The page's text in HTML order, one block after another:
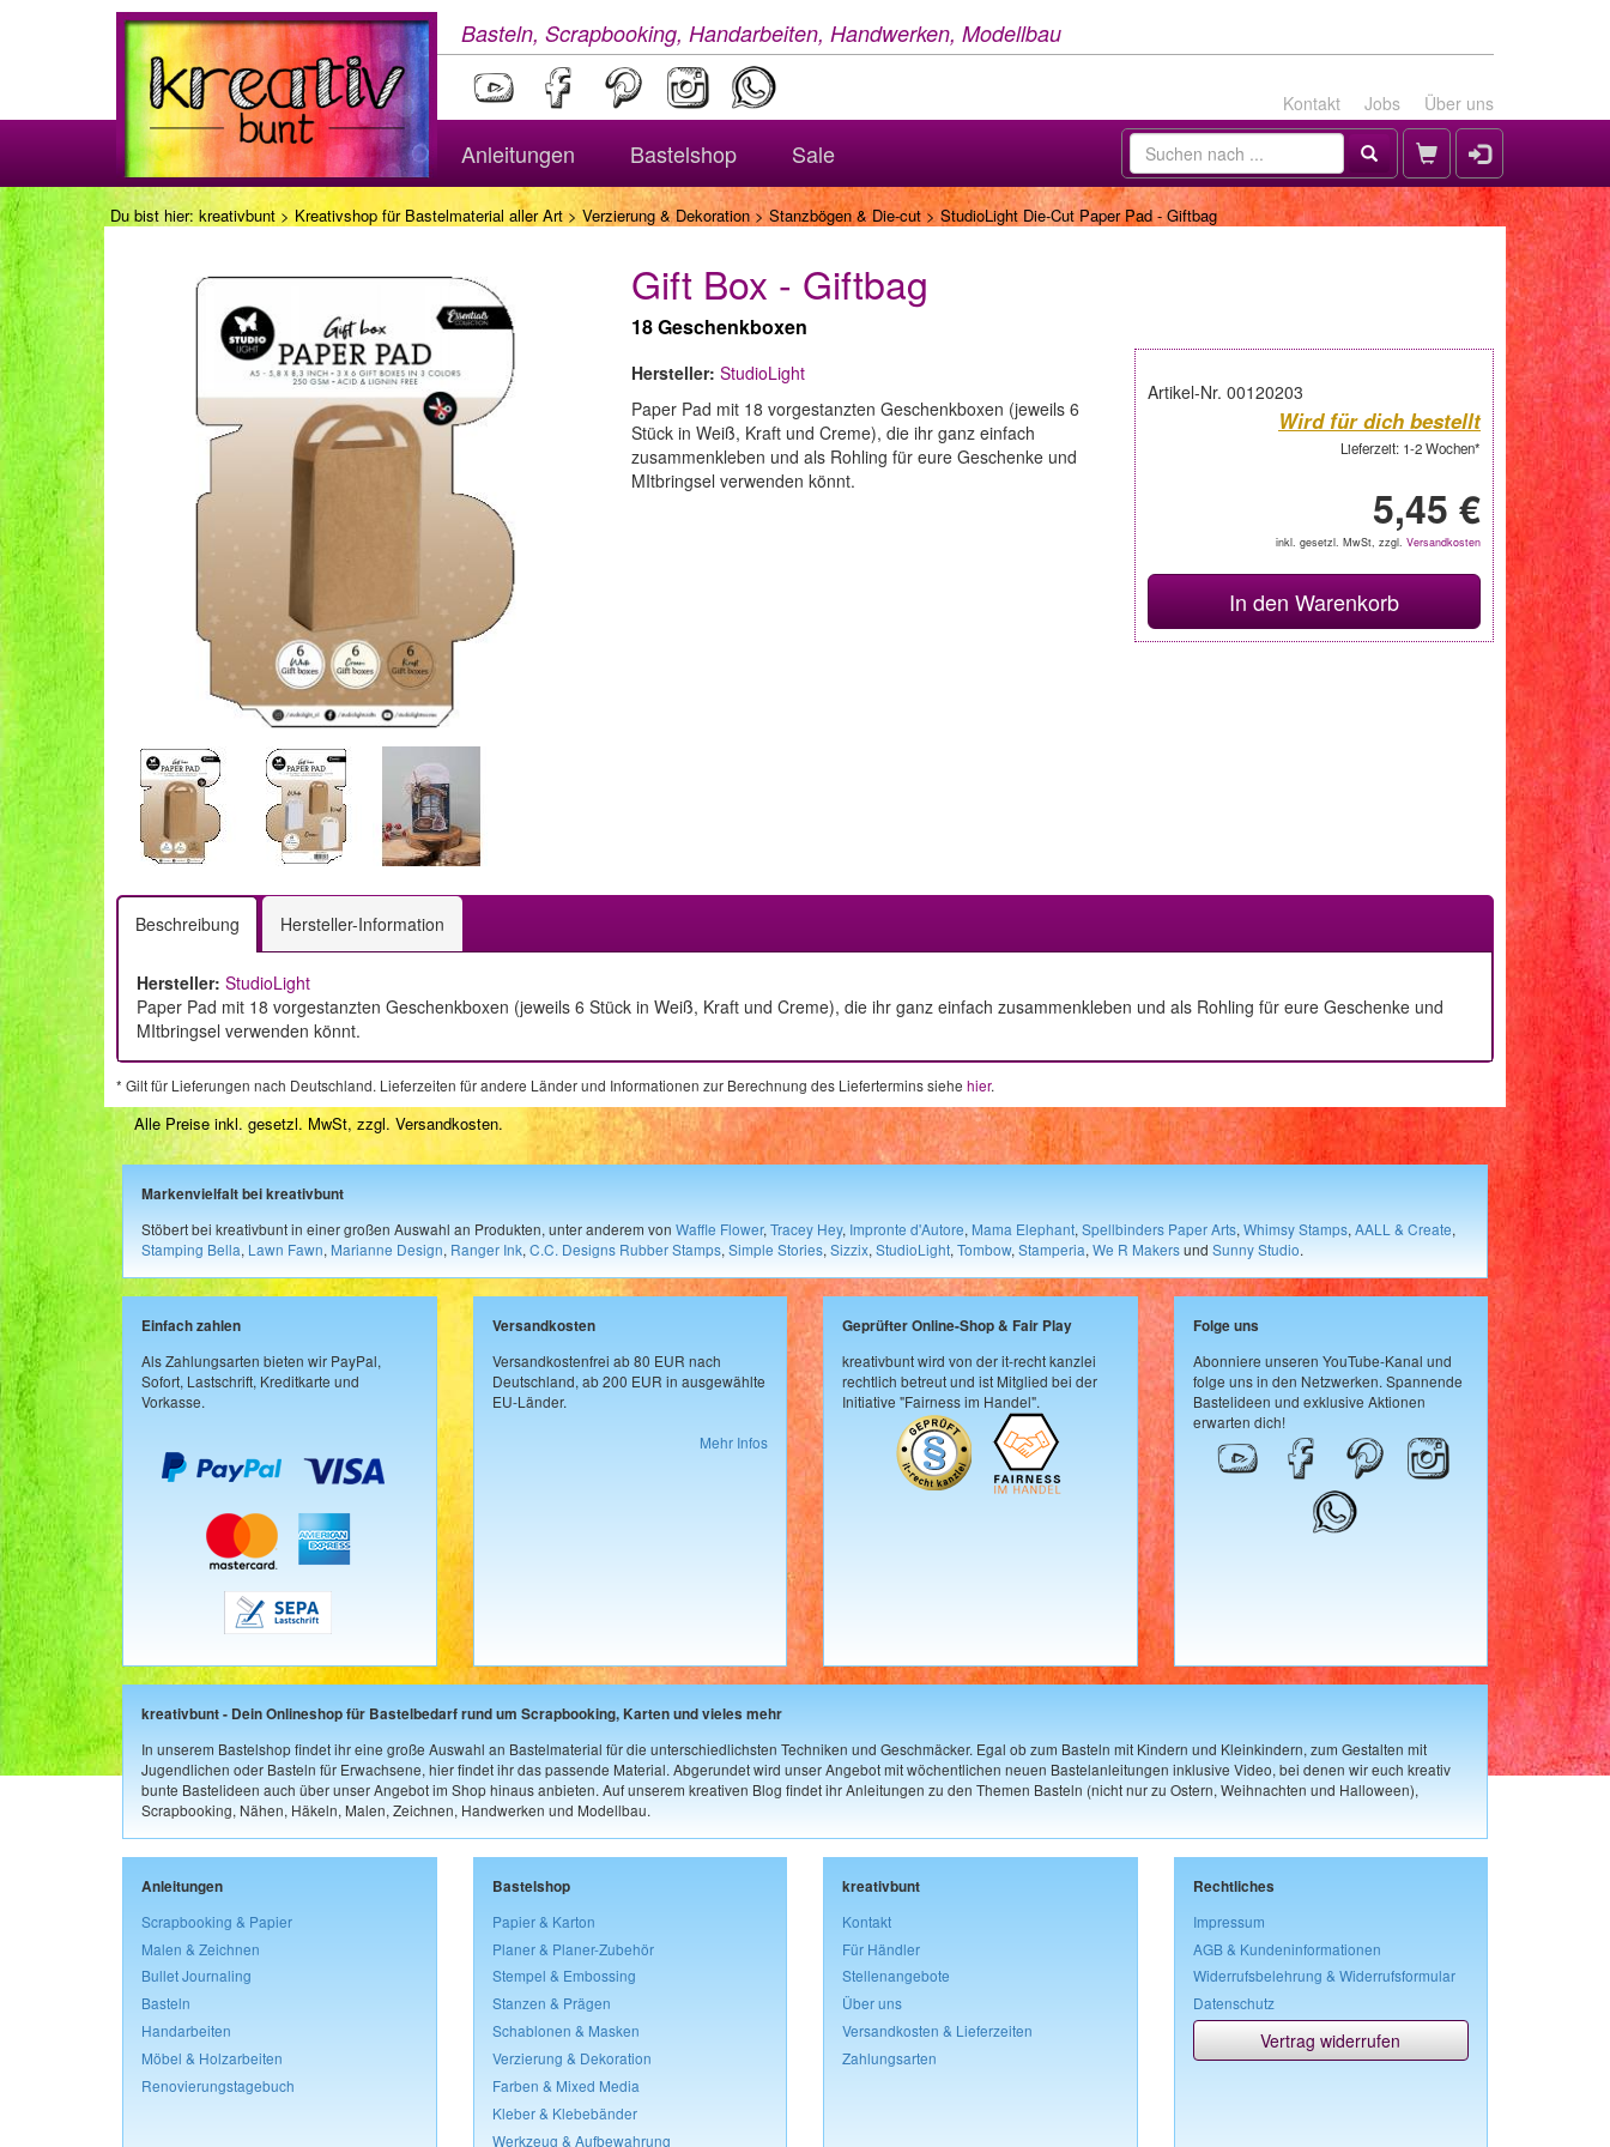
Basteln, Scrapbooking, Handarbeiten, Handwerken, Modellbau
Kontakt Jobs Über uns
Anleitungen Bastelshop Sale
Du bist hier: kreativbunt > Kreativshop für Bastelmaterial aller Art> Verzierung & Dekoration>Stanzbögen & Die-cut> StudioLight Die-Cut Paper Pad - Giftbag
Gift Box - Giftbag
18 Geschenkboxen
Artikel-Nr. 00120203
Wird für dich bestellt
Lieferzeit: 1-2 Wochen*
5,45 €
inkl. gesetzl. MwSt, zzgl. Versandkosten
In den Warenkorb
Hersteller: StudioLight
Paper Pad mit 18 vorgestanzten Geschenkboxen (jeweils 6
Stück in Weiß, Kraft und Creme), die ihr ganz einfach
zusammenkleben und als Rohling für eure Geschenke und
MItbringsel verwenden könnt.
Beschreibung Hersteller-Information
Hersteller: StudioLight
Paper Pad mit 18 vorgestanzten Geschenkboxen (jeweils 6 Stück in Weiß, Kraft und Creme), die ihr ganz einfach zusammenkleben und als Rohling für eure Geschenke und
MItbringsel verwenden könnt.
* Gilt für Lieferungen nach Deutschland. Lieferzeiten für andere Länder und Informationen zur Berechnung des Liefertermins siehe hier.
Alle Preise inkl. gesetzl. MwSt, zzgl. Versandkosten.
Markenvielfalt bei kreativbunt
Stöbert bei kreativbunt in einer großen Auswahl an Produkten, unter anderem von Waffle Flower, Tracey Hey, Impronte d'Autore, Mama Elephant, Spellbinders Paper Arts, Whimsy Stamps, AALL & Create,
Stamping Bella, Lawn Fawn, Marianne Design, Ranger Ink, C.C. Designs Rubber Stamps, Simple Stories, Sizzix, StudioLight, Tombow, Stamperia, We R Makersund Sunny Studio.
Einfach zahlen
Als Zahlungsarten bieten wir PayPal,
Sofort, Lastschrift, Kreditkarte und
Vorkasse.
Versandkosten
Versandkostenfrei ab 80 EUR nach
Deutschland, ab 200 EUR in ausgewählte
EU-Länder.
Mehr Infos
Geprüfter Online-Shop & Fair Play
kreativbunt wird von der it-recht kanzlei
rechtlich betreut und ist Mitglied bei der
Initiative "Fairness im Handel".
Folge uns
Abonniere unseren YouTube-Kanal und
folge uns in den Netzwerken. Spannende
Bastelideen und exklusive Aktionen
erwarten dich!
kreativbunt - Dein Onlineshop für Bastelbedarf rund um Scrapbooking, Karten und vieles mehr
In unserem Bastelshop findet ihr eine große Auswahl an Bastelmaterial für die unterschiedlichsten Techniken und Geschmäcker. Egal ob zum Basteln mit Kindern und Kleinkindern, zum Gestalten mit
Jugendlichen oder Basteln für Erwachsene, hier findet ihr das passende Material. Abgerundet wird unser Angebot mit wöchentlichen neuen Bastelanleitungen inklusive Video, bei denen wir euch kreativ
bunte Bastelideen auch über unser Angebot im Shop hinaus anbieten. Auf unserem kreativen Blog findet ihr Anleitungen zu den Themen Basteln (nicht nur zu Ostern, Weihnachten und Halloween),
Scrapbooking, Nähen, Häkeln, Malen, Zeichnen, Handwerken und Modellbau.
Anleitungen
Scrapbooking & Papier
Malen & Zeichnen
Bullet Journaling
Basteln
Handarbeiten
Möbel & Holzarbeiten
Renovierungstagebuch
Bastelshop
Papier & Karton
Planer & Planer-Zubehör
Stempel & Embossing
Stanzen & Prägen
Schablonen & Masken
Verzierung & Dekoration
Farben & Mixed Media
Kleber & Klebebänder
Werkzeug & Aufbewahrung
kreativbunt
Kontakt
Für Händler
Stellenangebote
Über uns
Versandkosten & Lieferzeiten
Zahlungsarten
Rechtliches
Impressum
AGB & Kundeninformationen
Widerrufsbelehrung & Widerrufsformular
Datenschutz
Vertrag widerrufen